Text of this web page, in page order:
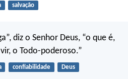
salvação
diz o Senhor Deus, “o que é,
o Todo-poderoso.”
confiabilidade Deus